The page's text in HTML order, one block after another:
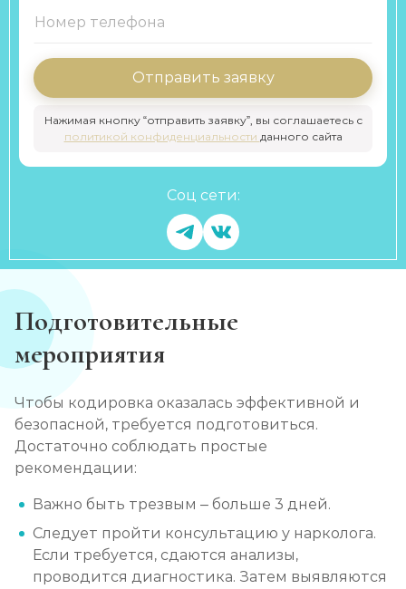
Отправить заявку
Нажимая кнопку “отправить заявку”, вы соглашаетесь с
политикой конфиденциальности данного сайта
Соц сети:
Подготовительные
мероприятия
Чтобы кодировка оказалась эффективной и
безопасной, требуется подготовиться.
Достаточно соблюдать простые
рекомендации:
Важно быть трезвым – больше 3 дней.
Следует пройти консультацию у нарколога.
Если требуется, сдаются анализы,
проводится диагностика. Затем выявляются